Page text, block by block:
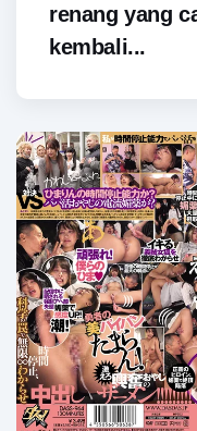
renang yang
kembali...